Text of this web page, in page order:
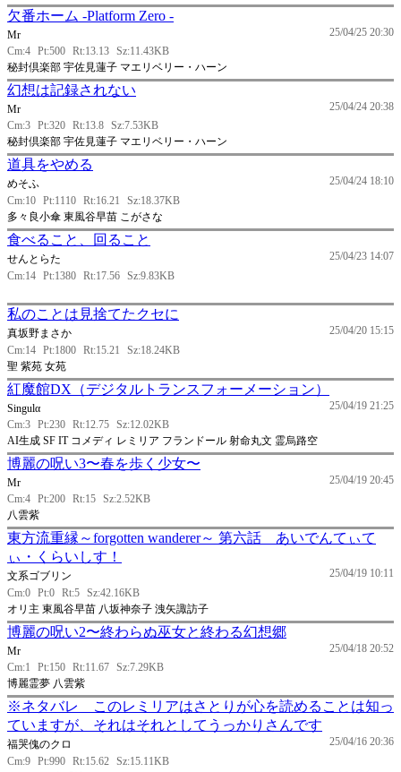
欠番ホーム -Platform Zero -
25/04/25 20:30
Mr
Cm:4 Pt:500 Rt:13.13 Sz:11.43KB
秘封倶楽部 宇佐見蓮子 マエリベリー・ハーン
幻想は記録されない
25/04/24 20:38
Mr
Cm:3 Pt:320 Rt:13.8 Sz:7.53KB
秘封倶楽部 宇佐見蓮子 マエリベリー・ハーン
道具をやめる
25/04/24 18:10
めそふ
Cm:10 Pt:1110 Rt:16.21
Sz:18.37KB
多々良小傘 東風谷早苗 こがさな
食べること、回ること
25/04/23 14:07
せんとらた
Cm:14 Pt:1380 Rt:17.56 Sz:9.83KB
私のことは見捨てたクセに
25/04/20 15:15
真坂野まさか
Cm:14 Pt:1800 Rt:15.21
Sz:18.24KB
聖 紫苑 女苑
紅魔館DX（デジタルトランスフォーメーション）
25/04/19 21:25
Singulα
Cm:3 Pt:230 Rt:12.75 Sz:12.02KB
AI生成 SF IT コメディ レミリア フランドール 射命丸文 霊烏路空
博麗の呪い3〜春を歩く少女〜
25/04/19 20:45
Mr
Cm:4 Pt:200 Rt:15 Sz:2.52KB
八雲紫
東方流重縁～forgotten wanderer～ 第六話 あいでんてぃて
ぃ・くらいしす！
25/04/19 10:11
文系ゴブリン
Cm:0 Pt:0 Rt:5 Sz:42.16KB
オリ主 東風谷早苗 八坂神奈子 洩矢諏訪子
博麗の呪い2〜終わらぬ巫女と終わる幻想郷
25/04/18 20:52
Mr
Cm:1
Pt:150 Rt:11.67 Sz:7.29KB
博麗霊夢 八雲紫
※ネタバレ このレミリアはさとりが心を読めることは知っ
ていますが、それはそれとしてうっかりさんです
25/04/16 20:36
福哭傀のクロ
Cm:9 Pt:990 Rt:15.62 Sz:15.11KB